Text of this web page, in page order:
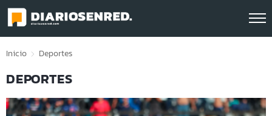
Click acá para ir directamente al contenido
Inicio Deportes
DEPORTES